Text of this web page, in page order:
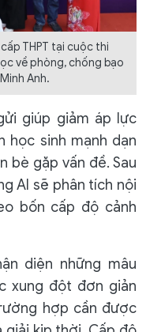
THPT tại cuộc thi
về phòng, chống bạo
Anh.
giúp giảm áp lực
học sinh mạnh dạn
bè gặp vấn đề. Sau
AI sẽ phân tích nội
bốn cấp độ cảnh
diện những mâu
xung đột đơn giản
hợp cần được